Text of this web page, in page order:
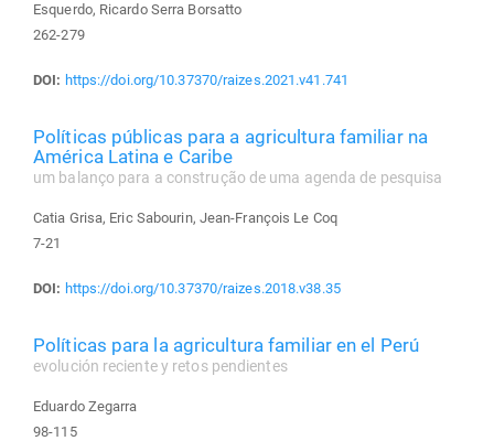
Esquerdo, Ricardo Serra Borsatto
262-279
DOI: https://doi.org/10.37370/raizes.2021.v41.741
Políticas públicas para a agricultura familiar na
América Latina e Caribe
um balanço para a construção de uma agenda de pesquisa
Catia Grisa, Eric Sabourin, Jean-François Le Coq
7-21
DOI: https://doi.org/10.37370/raizes.2018.v38.35
Políticas para la agricultura familiar en el Perú
evolución reciente y retos pendientes
Eduardo Zegarra
98-115